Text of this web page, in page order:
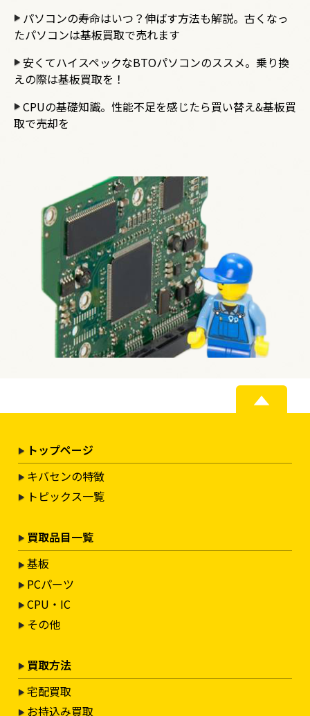
パソコンの寿命はいつ？伸ばす方法も解説。古くなっ
たパソコンは基板買取で売れます
安くてハイスペックなBTOパソコンのススメ。乗り換
えの際は基板買取を！
CPUの基礎知識。性能不足を感じたら買い替え&基板買
取で売却を
トップページ
キバセンの特徴
トピックス一覧
買取品目一覧
基板
PCパーツ
CPU・IC
その他
買取方法
宅配買取
お持込み買取